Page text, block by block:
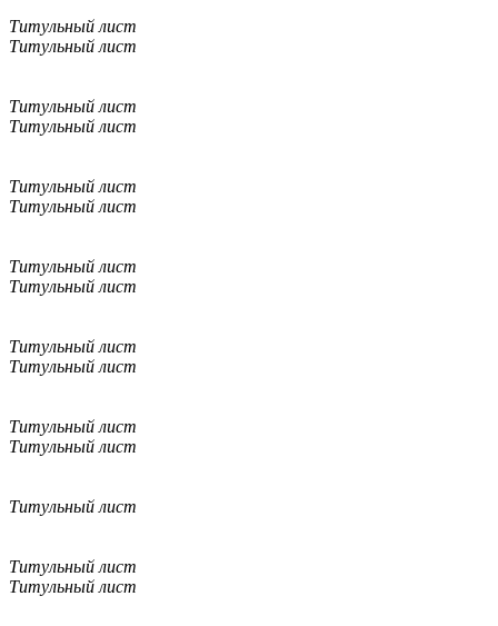
Титульный лист
Титульный лист
Титульный лист
Титульный лист
Титульный лист
Титульный лист
Титульный лист
Титульный лист
Титульный лист
Титульный лист
Титульный лист
Титульный лист
Титульный лист
Титульный лист
Титульный лист